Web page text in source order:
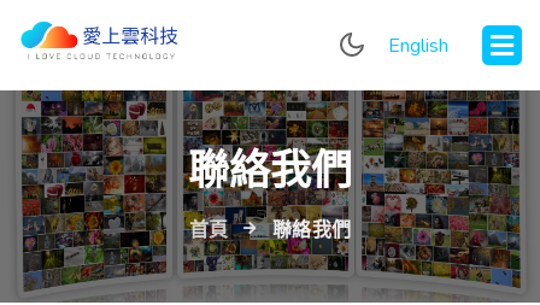
English
聯絡我們
首頁 聯絡我們